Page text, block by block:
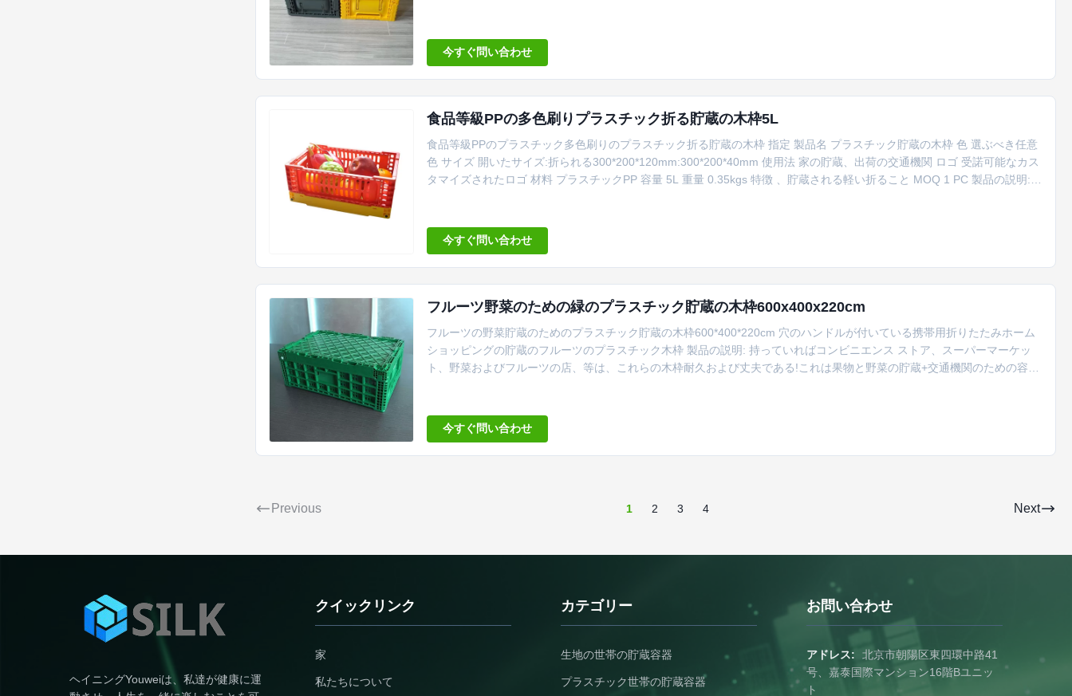
今すぐ問い合わせ
食品等級PPの多色刷りプラスチック折る貯蔵の木枠5L
食品等級PPのプラスチック多色刷りのプラスチック折る貯蔵の木枠 指定 製品名 プラスチック貯蔵の木枠 色 選ぶべき任意
色 サイズ 開いたサイズ:折られる300*200*120mm:300*200*40mm 使用法 家の貯蔵、出荷の交通機関 ロゴ 受諾可能なカス
タマイズされたロゴ 材料 プラスチックPP 容量 5L 重量 0.35kgs 特徴 、貯蔵される軽い折ること MOQ 1 PC 製品の説明:
今すぐ問い合わせ
フルーツ野菜のための緑のプラスチック貯蔵の木枠600x400x220cm
フルーツの野菜貯蔵のためのプラスチック貯蔵の木枠600*400*220cm 穴のハンドルが付いている携帯用折りたたみホーム
ショッピングの貯蔵のフルーツのプラスチック木枠 製品の説明: 持っていればコンビニエンス ストア、スーパーマーケッ
ト、野菜およびフルーツの店、等は、これらの木枠耐久および丈夫である!これは果物と野菜の貯蔵+交通機関のための容器
のインターロック・シ...
今すぐ問い合わせ
Previous 1 2 3 4 Next
ヘイニングYouweiは、私達が健康に運
クイックリンク
家
私たちについて
カテゴリー
生地の世帯の貯蔵容器
プラスチック世帯の貯蔵容器
お問い合わせ
アドレス:
北京市朝陽区東四環中路41
号、嘉泰国際マンション16階Bユニッ
ト